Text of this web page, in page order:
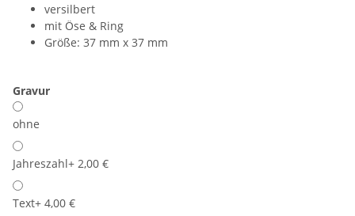
versilbert
mit Öse & Ring
Größe: 37 mm x 37 mm
Gravur
ohne
Jahreszahl+ 2,00 €
Text+ 4,00 €